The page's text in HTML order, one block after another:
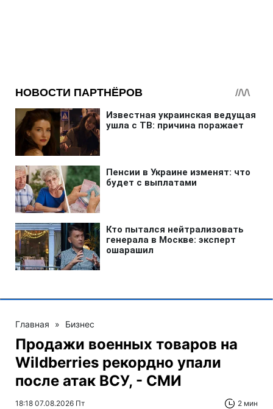
Главная » Бизнес
Продажи военных товаров на
Wildberries рекордно упали
после атак ВСУ, - СМИ
18:18 07.08.2026 Пт 2 мин